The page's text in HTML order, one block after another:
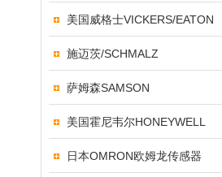
美国威格士VICKERS/EATON
施迈茨/SCHMALZ
萨姆森SAMSON
美国霍尼韦尔HONEYWELL
日本OMRON欧姆龙传感器